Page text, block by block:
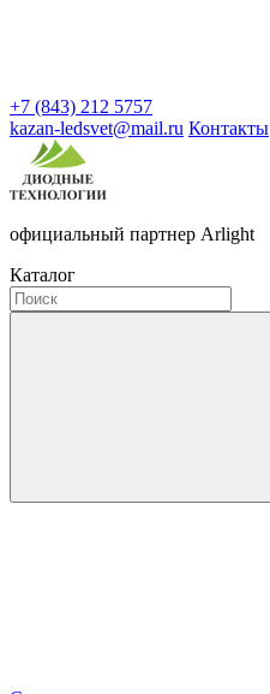
+7 (843) 212 5757
kazan-ledsvet@mail.ru Контакты
официальный партнер Arlight
Каталог